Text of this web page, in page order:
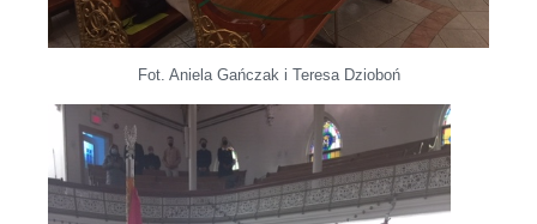
Fot. Aniela Gańczak i Teresa Dzioboń